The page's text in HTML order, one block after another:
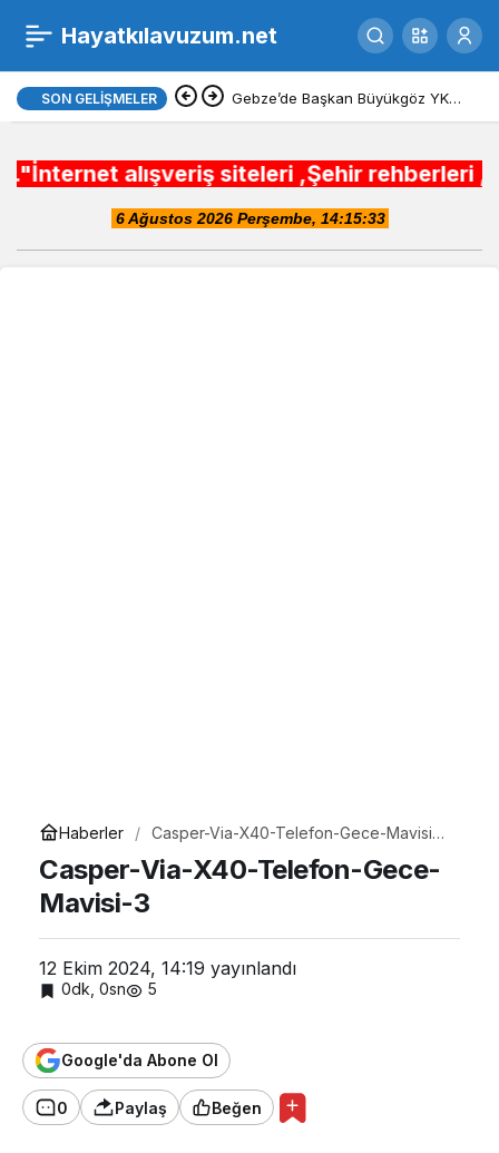
Hayatkılavuzum.net
SON GELIŞMELER Gebze’de Başkan Büyükgöz YKS
alışveriş siteleri ,Şehir
Haberler
Casper-Via-X40-Telefon-Gece-Mavisi-
Casper-Via-X40-Telefon-Gece-
Mavisi-3
12 Ekim 2024, 14:19 yayınlandı
0dk, 0sn 5
Google'da Abone Ol
0 Paylaş Beğen
Casper-Via-X40-
Telefon-Gece-Mavisi-3
0